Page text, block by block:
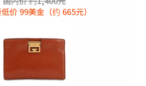
价 99美金（约 665元）